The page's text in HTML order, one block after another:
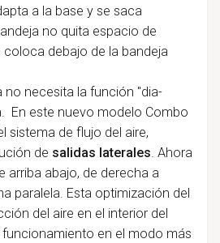
a la base y se saca
no quita espacio de
debajo de la bandeja
no necesita la función "dia-
En este nuevo modelo Combo
sistema de flujo del aire,
de salidas laterales. Ahora
arriba abajo, de derecha a
paralela. Esta optimización del
del aire en el interior del
en el modo más